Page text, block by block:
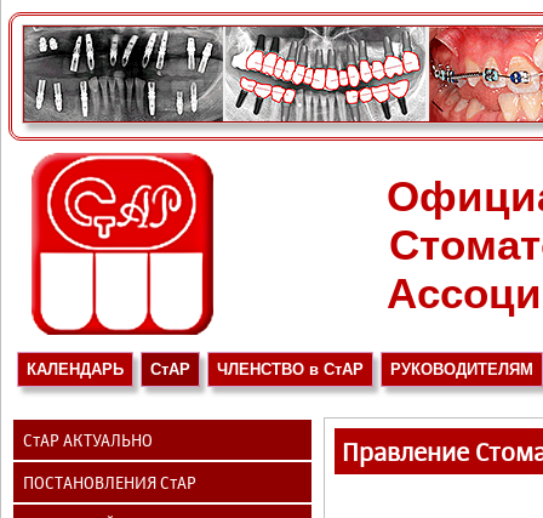
КАЛЕНДАРЬ СтАР ЧЛЕНСТВО в СтАР РУКОВОДИТЕЛЯМ
СтАР АКТУАЛЬНО
ПОСТАНОВЛЕНИЯ СтАР
Правление